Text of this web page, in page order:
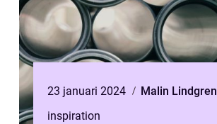
23 januari 2024
Malin Lindgren
inspiration